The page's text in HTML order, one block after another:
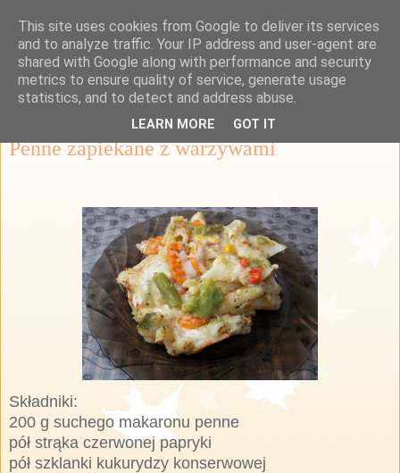
Przepisy Margaretki
Penne zapiekane z warzywami
Składniki:
200 g suchego makaronu penne
pół strąka czerwonej papryki
pół szklanki kukurydzy konserwowej
This site uses cookies from Google to deliver its services
and to analyze traffic. Your IP address and user-agent are
shared with Google along with performance and security
metrics to ensure quality of service, generate usage
statistics, and to detect and address abuse.
LEARN MORE GOT IT